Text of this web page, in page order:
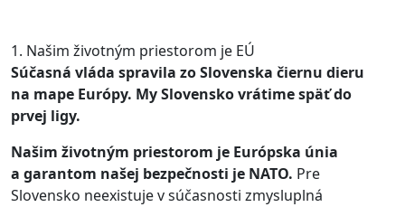
1. Našim životným priestorom je EÚ
Súčasná vláda spravila zo Slovenska čiernu dieru
na mape Európy. My Slovensko vrátime späť do
prvej ligy.
Našim životným priestorom je Európska únia
a garantom našej bezpečnosti je NATO. Pre
Slovensko neexistuje v súčasnosti zmysluplná